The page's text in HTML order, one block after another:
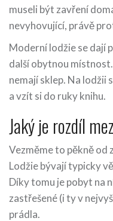
museli být zavření
nevyhovující, právě
Moderní lodžie se dají
další obytnou
nemají sklep. Na lodžii
a vzít si do ruky knihu.
Jaký je rozdíl
Vezměme to pěkně od
Lodžie bývají typicky
Díky tomu je pobyt na
zastřešené (i ty v
prádla.